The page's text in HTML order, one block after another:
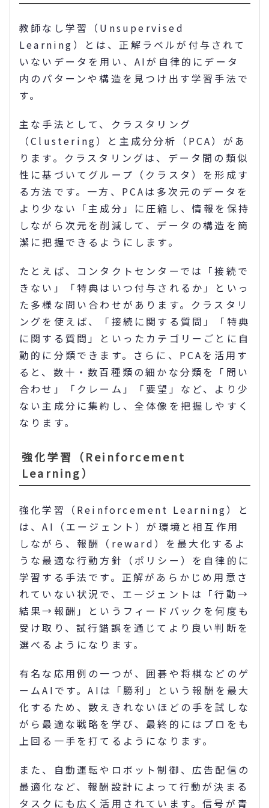
教師なし学習（Unsupervised
Learning）とは、正解ラベルが付与されて
いないデータを用い、AIが自律的にデータ
内のパターンや構造を見つけ出す学習手法で
す。
主な手法として、クラスタリング
（Clustering）と主成分分析（PCA）があ
ります。クラスタリングは、データ間の類似
性に基づいてグループ（クラスタ）を形成す
る方法です。一方、PCAは多次元のデータを
より少ない「主成分」に圧縮し、情報を保持
しながら次元を削減して、データの構造を簡
潔に把握できるようにします。
たとえば、コンタクトセンターでは「接続で
きない」「特典はいつ付与されるか」といっ
た多様な問い合わせがあります。クラスタリ
ングを使えば、「接続に関する質問」「特典
に関する質問」といったカテゴリーごとに自
動的に分類できます。さらに、PCAを活用す
ると、数十・数百種類の細かな分類を「問い
合わせ」「クレーム」「要望」など、より少
ない主成分に集約し、全体像を把握しやすく
なります。
強化学習（Reinforcement
Learning）
強化学習（Reinforcement Learning）と
は、AI（エージェント）が環境と相互作用
しながら、報酬（reward）を最大化するよ
うな最適な行動方針（ポリシー）を自律的に
学習する手法です。正解があらかじめ用意さ
れていない状況で、エージェントは「行動→
結果→報酬」というフィードバックを何度も
受け取り、試行錯誤を通じてより良い判断を
選べるようになります。
有名な応用例の一つが、囲碁や将棋などのゲ
ームAIです。AIは「勝利」という報酬を最大
化するため、数えきれないほどの手を試しな
がら最適な戦略を学び、最終的にはプロをも
上回る一手を打てるようになります。
また、自動運転やロボット制御、広告配信の
最適化など、報酬設計によって行動が決まる
タスクにも広く活用されています。信号が青